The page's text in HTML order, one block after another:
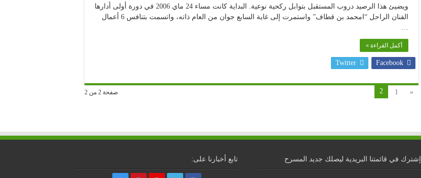
ويضيئ هذا الرصيد دروب المستقبل بتوابل ركحية نوعية. البداية كانت مساء 24 ماي 2006 في دورة أولى أدارها
الفنان الراحل “امحمد بن قطاف” واستمرت إلى غاية السابع جوان من العام ذاته، واتسمت بتنافس 6 أعمال
أكمل القراءة »
Facebook
Twitter
صفحة 2 من 2 «
1
2
إشترك في قائمتنا البريدية ليصلك جديد المسرح تابع أخبارنا على: